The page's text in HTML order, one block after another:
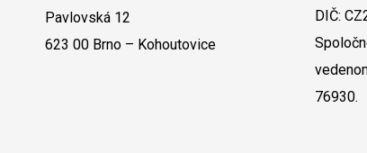
Pavlovská 12
623 00 Brno – Kohoutovice
DIČ:
76930.